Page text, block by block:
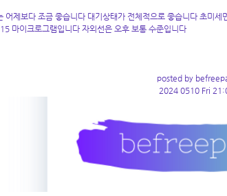
어제보다 조금 좋습니다 대기상태가 전체적으로 좋습니다 초미
마이크로그램입니다 자외선은 오후 보통 수준입니다
posted by
2024 0510 Fri